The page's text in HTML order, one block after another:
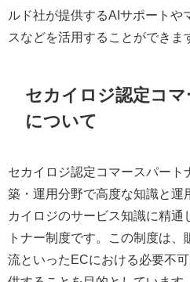
ルド社が提供するAIサポートや
スなどを活用することができま
セカイロジ認定コ
について
セカイロジ認定コマースパート
築・運用分野で高度な知識と運
カイロジのサービス知識に精通
トナー制度です。この制度は
流といったECにおける必要不